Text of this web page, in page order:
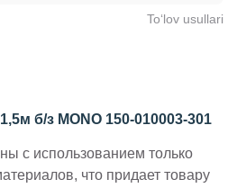
To‘lov usullari
б/з MONO 150-010003-301
с использованием только
что придает товару